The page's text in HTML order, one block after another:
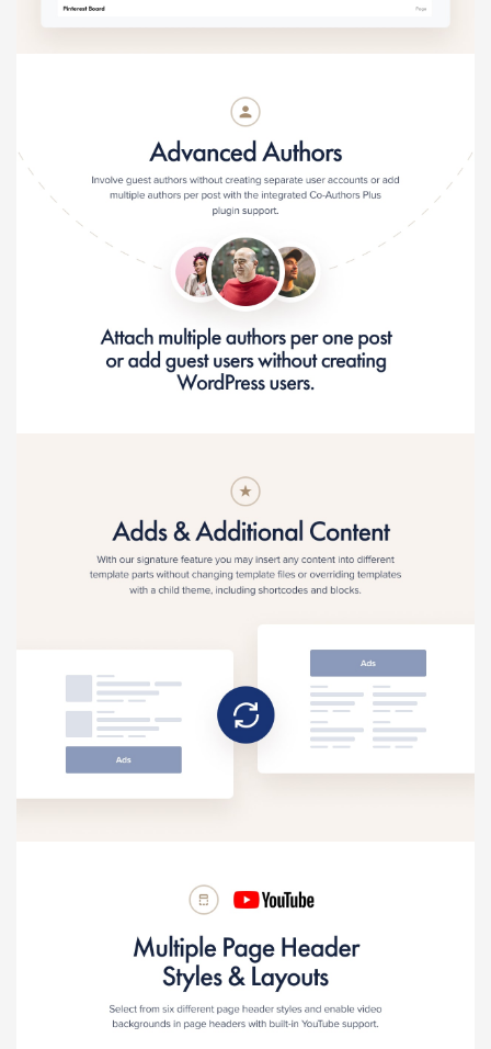
Báo giá & Đặt hàng:
0903.976.769